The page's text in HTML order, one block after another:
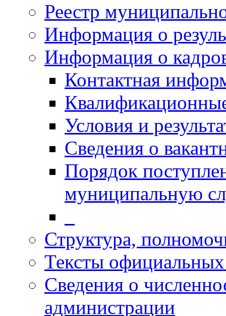
Реестр
Информация о
Информация о
Контактная
Условия и
Сведения о
Порядок
муниципальную
Структура,
Тексты
Сведения о
администрации